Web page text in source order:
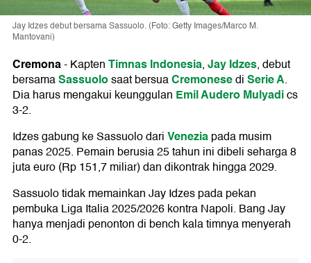
Jay Idzes debut bersama Sassuolo. (Foto: Getty Images/Marco M.
Mantovani)
Cremona-KaptenTimnas Indonesia,Jay Idzes, debut
bersamaSassuolosaat bersuaCremonesediSerie A.
Dia harus mengakui keunggulan Emil Audero Mulyadics
3-2.
Idzes gabung ke Sassuolo dariVeneziapada musim
panas 2025. Pemain berusia 25 tahun ini dibeli seharga 8
juta euro (Rp 151,7 miliar) dan dikontrak hingga 2029.
Sassuolo tidak memainkan Jay Idzes pada pekan
pembuka Liga Italia 2025/2026 kontra Napoli. Bang Jay
hanya menjadi penonton di bench kala timnya menyerah
0-2.